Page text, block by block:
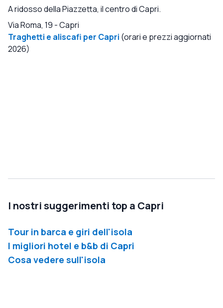
A ridosso della Piazzetta, il centro di Capri.
Via Roma, 19 -Capri
Traghetti e aliscafi per Capri (orari e prezzi aggiornati
2026)
I nostri suggerimenti top a Capri
Tour in barca e giri dell'isola
I migliori hotel e b&b di Capri
Cosa vedere sull'isola